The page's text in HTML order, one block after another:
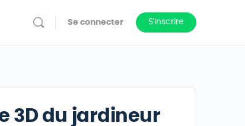
Se connecter S'inscrire
3D du jardineur